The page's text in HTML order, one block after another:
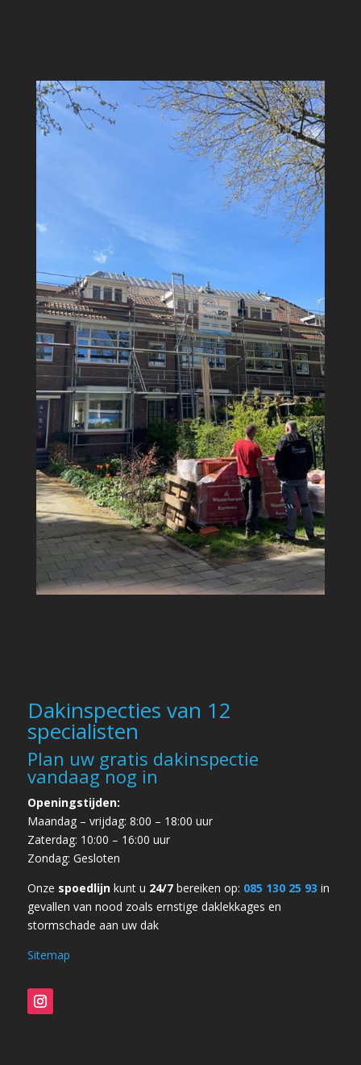
Dakinspecties van 12
specialisten
Plan uw gratis dakinspectie
vandaag nog in
Openingstijden:
Maandag – vrijdag: 8:00 – 18:00 uur
Zaterdag: 10:00 – 16:00 uur
Zondag: Gesloten
Onze spoedlijn kunt u 24/7 bereiken op: 085 130 25 93 in
gevallen van nood zoals ernstige daklekkages en
stormschade aan uw dak
Sitemap